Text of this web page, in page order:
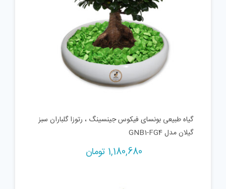
گیاه طبیعی بونسای فیکوس جینسینگ ، رتوزا گلباران سبز
گیلان مدل GNB1-FG4
1,180,680 تومان